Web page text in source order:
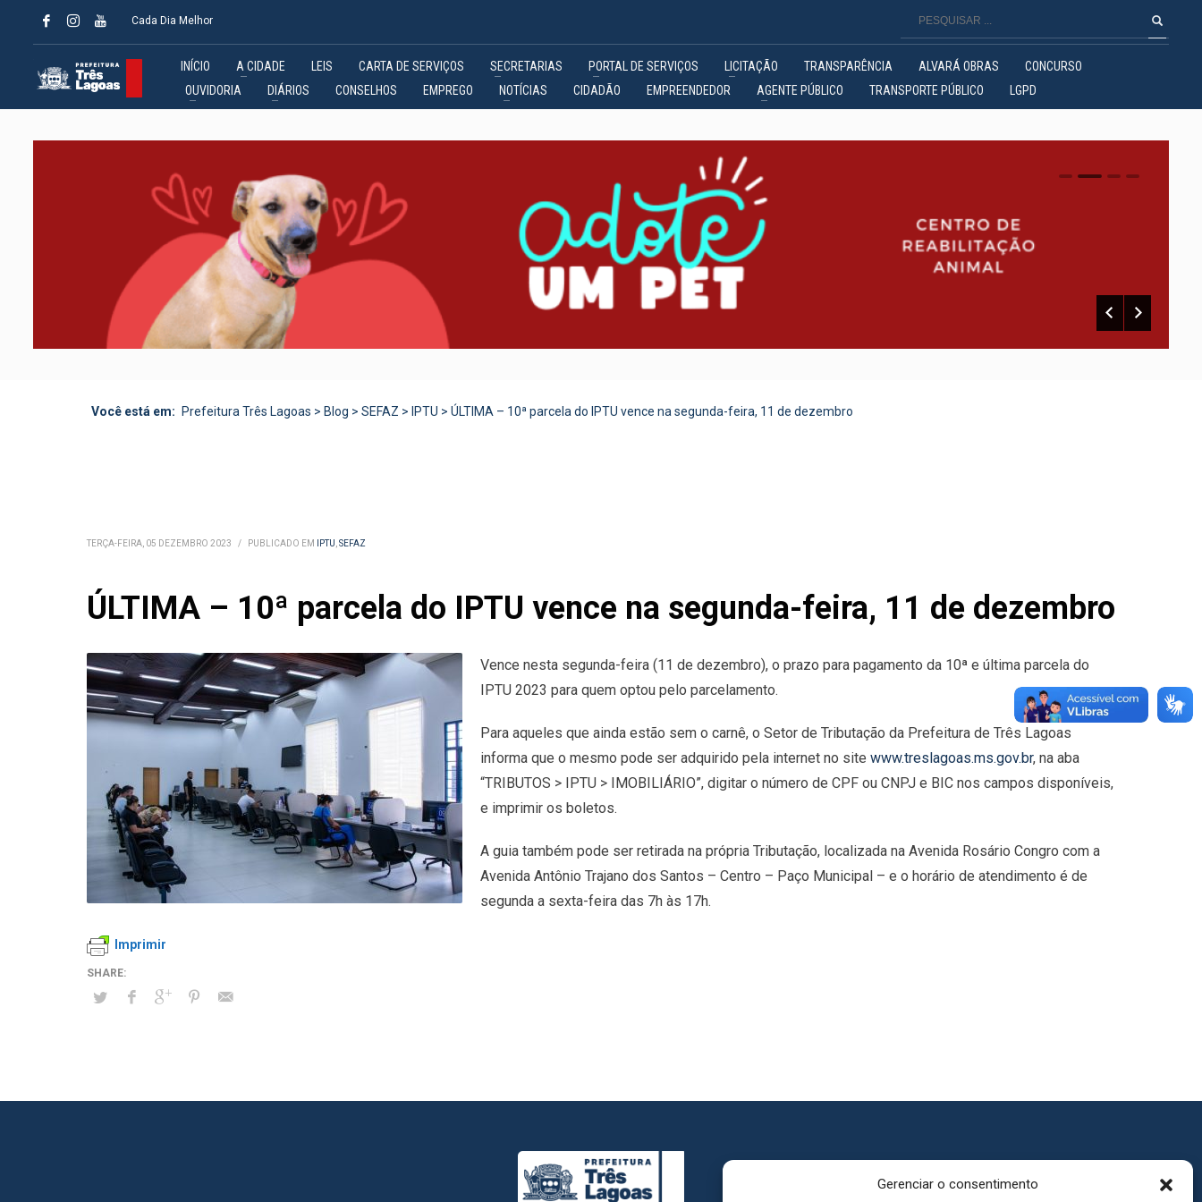
Gerenciar o consentimento
Cada Dia Melhor
INÍCIO A CIDADE LEIS CARTA DE SERVIÇOS SECRETARIAS PORTAL DE SERVIÇOS LICITAÇÃO TRANSPARÊNCIA ALVARÁ OBRAS
CONCURSO
OUVIDORIA
DIÁRIOS CONSELHOS EMPREGO NOTÍCIAS CIDADÃO EMPREENDEDOR AGENTE PÚBLICO TRANSPORTE PÚBLICO LGPD
0 1 2
Você está em: Prefeitura Três Lagoas > Blog > SEFAZ > IPTU > ÚLTIMA – 10ª parcela do IPTU vence na segunda-feira, 11 de dezembro
TERÇA-FEIRA, 05 DEZEMBRO 2023 / PUBLICADO EM IPTU,SEFAZ
ÚLTIMA – 10ª parcela do IPTU vence na segunda-feira, 11 de dezembro
Vence nesta segunda-feira (11 de dezembro), o prazo para pagamento da 10ª e última parcela do
IPTU 2023 para quem optou pelo parcelamento.
Para aqueles que ainda estão sem o carnê, o Setor de Tributação da Prefeitura de Três Lagoas
informa que o mesmo pode ser adquirido pela internet no site www.treslagoas.ms.gov.br, na aba
“TRIBUTOS > IPTU > IMOBILIÁRIO”, digitar o número de CPF ou CNPJ e BIC nos campos disponíveis,
e imprimir os boletos.
A guia também pode ser retirada na própria Tributação, localizada na Avenida Rosário Congro com a
Avenida Antônio Trajano dos Santos – Centro – Paço Municipal – e o horário de atendimento é de
segunda a sexta-feira das 7h às 17h.
Imprimir